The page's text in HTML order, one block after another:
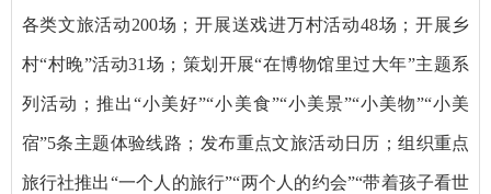
各类文旅活动200场；开展送戏进万村活动48场；开展乡
村“村晚”活动31场；策划开展“在博物馆里过大年”主题系
列活动；推出“小美好”“小美食”“小美景”“小美物”“小美
宿”5条主题体验线路；发布重点文旅活动日历；组织重点
旅行社推出“一个人的旅行”“两个人的约会”“带着孩子看世